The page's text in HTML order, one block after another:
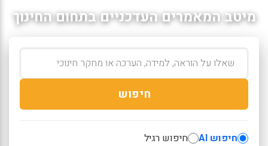
מיטב המאמרים העדכניים בתחום החינוך
חיפוש
חיפוש AI חיפוש רגיל